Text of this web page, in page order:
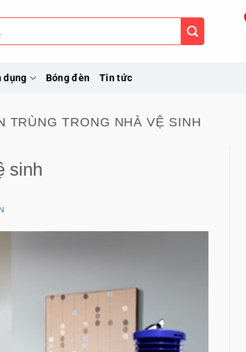
dụng Bóng đèn Tin tức
TRÙNG TRONG NHÀ VỆ SINH
sinh